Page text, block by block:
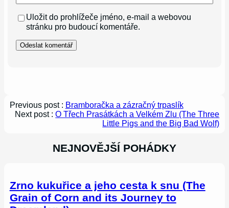
Uložit do prohlížeče jméno, e-mail a webovou
stránku pro budoucí komentáře.
Previous post : Bramboračka a zázračný trpaslík
Next post :O Třech Prasátkách a Velkém Zlu (The Three
Little Pigs and the Big Bad Wolf)
NEJNOVĚJŠÍ POHÁDKY
Zrno kukuřice a jeho cesta k snu (The
Grain of Corn and its Journey to